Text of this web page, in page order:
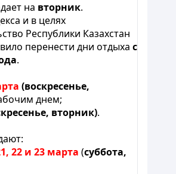
на вторник.
и в целях
Республики Казахстан
перенести дни отдыха с
.
(воскресенье,
днем;
вторник).
22 и 23 марта (суббота,